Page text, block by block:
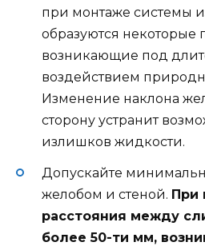
при монтаже системы
образуются некоторые
возникающие под
воздействием
Изменение наклона
сторону устранит
излишков жидкости.
Допускайте
желобом и стеной. При
расстояния между
более 50-ти мм,